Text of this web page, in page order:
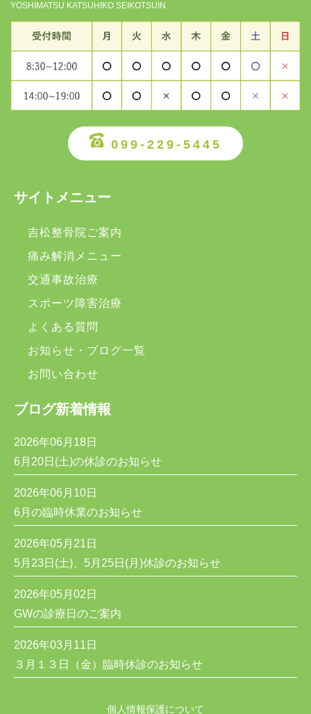
YOSHIMATSU KATSUHIKO SEIKOTSUIN
099-229-5445
サイトメニュー
吉松整骨院ご案内
痛み解消メニュー
交通事故治療
スポーツ障害治療
よくある質問
お知らせ・ブログ一覧
お問い合わせ
ブログ新着情報
2026年06月18日
6月20日(土)の休診のお知らせ
2026年06月10日
6月の臨時休業のお知らせ
2026年05月21日
5月23日(土)、5月25日(月)休診のお知らせ
2026年05月02日
GWの診療日のご案内
2026年03月11日
３月１３日（金）臨時休診のお知らせ
個人情報保護について